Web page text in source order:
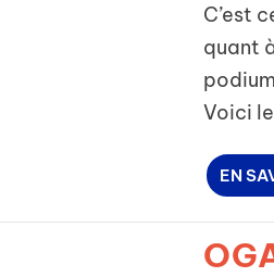
C’est
quant
Voici
EN